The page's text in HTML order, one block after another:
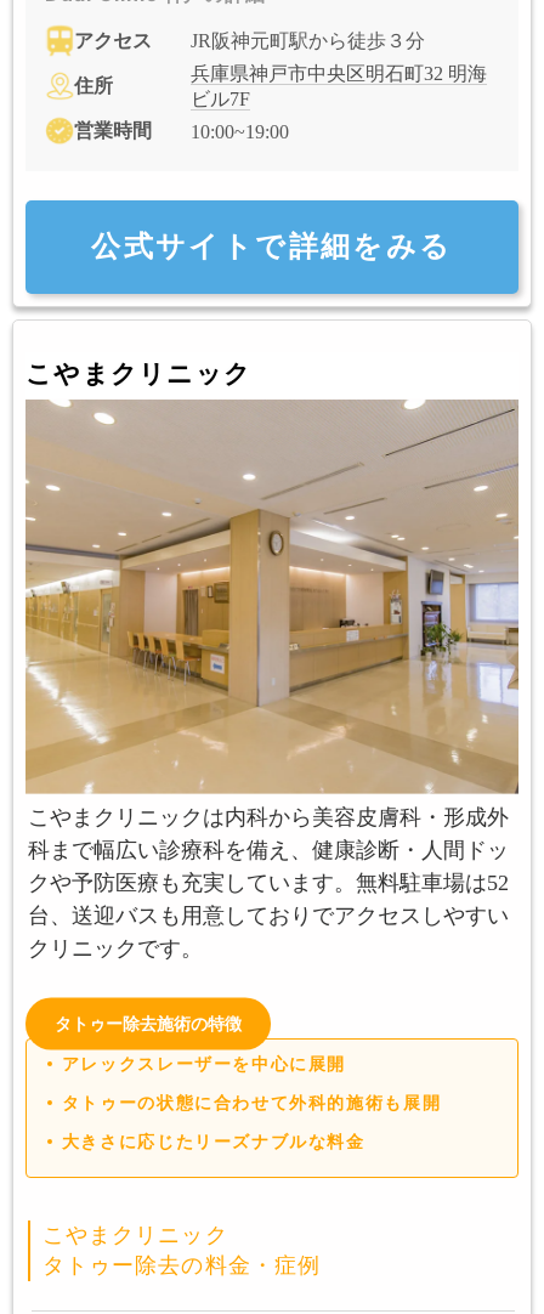
アクセス JR阪神元町駅から徒歩３分
住所
兵庫県神戸市中央区明石町32 明海
ビル7F
営業時間
10:00~19:00
公式サイトで詳細をみる
こやまクリニック
こやまクリニックは内科から美容皮膚科・形成外
科まで幅広い診療科を備え、健康診断・人間ドッ
クや予防医療も充実しています。無料駐車場は52
台、送迎バスも用意しておりでアクセスしやすい
クリニックです。
タトゥー除去施術の特徴
アレックスレーザーを中心に展開
タトゥーの状態に合わせて外科的施術も展開
大きさに応じたリーズナブルな料金
こやまクリニック
タトゥー除去の料金・症例